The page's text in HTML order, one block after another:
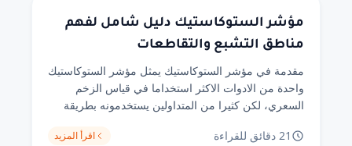
مؤشر الستوكاستيك دليل شامل لفهم
مناطق التشبع والتقاطعات
مقدمة في مؤشر الستوكاستيك يمثل مؤشر الستوكاستيك
واحدة من الادوات الاكثر استخداما في قياس الزخم
السعري، لكن كثيرا من المتداولين يستخدمونه بطريقة
حقيقي لما يقيسه المؤشر او السياق الذي ينجح فيه. من
21 دقائق للقراءة اقرأ المزيد